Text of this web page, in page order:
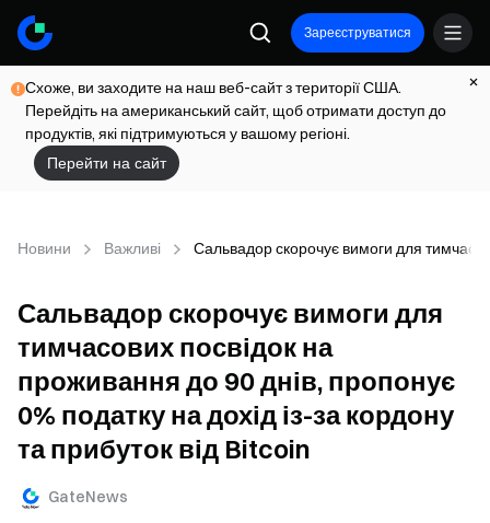
Зареєструватися
Схоже, ви заходите на наш веб-сайт з території США.
Перейдіть на американський сайт, щоб отримати доступ до
продуктів, які підтримуються у вашому регіоні.
Перейти на сайт
Новини Важливі Сальвадор скорочує вимоги для
Сальвадор скорочує вимоги для
тимчасових посвідок на
проживання до 90 днів, пропонує
0% податку на дохід із-за кордону
та прибуток від Bitcoin
GateNews